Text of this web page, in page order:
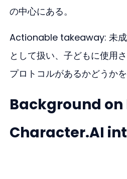
の中心にある。
Actionable takeaway: 未成
として扱い、子どもに使用
プロトコルがあるかどうかを
Background
Character.AI